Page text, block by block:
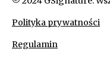
Polityka prywatności
Regulamin